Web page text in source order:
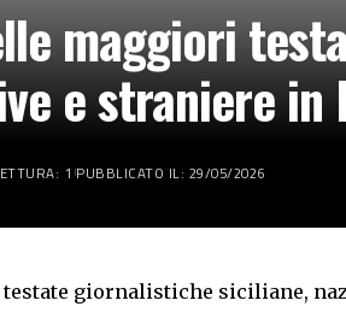
maggiori
e straniere
1 PUBBLICATO IL: 29/05/2026
giornalistiche siciliane,